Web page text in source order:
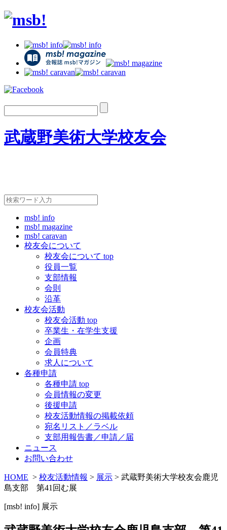
武蔵野美術大学校友会
msb! info
msb! magazine
msb! caravan
校友会について
校友会について top
役員一覧
支部情報
会則
沿革
校友会活動
校友会活動 top
卒業生・在学生支援
企画
会員特典
求人について
各種申請
各種申請 top
会員情報の変更
後援申請
校友活動情報の掲載依頼
宛名リスト／ラベル
支部用報告書／申請／届
ニュース
お問い合わせ
HOME > 校友活動情報 > 展示 > 武蔵野美術大学校友会鹿児
島支部 第41回む展
[msb! info] 展示